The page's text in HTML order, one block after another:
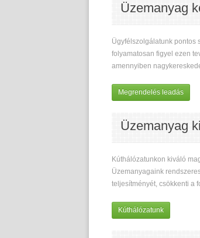
Üzemanyag
Ügyfélszolgálatunk pontos
folyamatosan figyel ezen
amennyiben
Megrendelés leadás
Üzemanyag
Kúthálózatunkon kiváló
Üzemanyagaink
teljesítményét, csökkenti a
Kúthálózatunk